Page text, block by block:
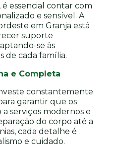
essencial contar com
e sensível. A
em Granja está
suporte
se às
de cada família.
e Completa
constantemente
garantir que os
serviços modernos e
do corpo até a
cada detalhe é
e cuidado.